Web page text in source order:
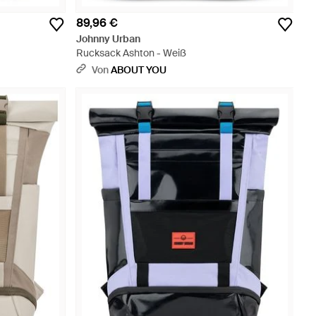
89,96 €
Johnny Urban
Rucksack Ashton - Weiß
VonABOUT YOU